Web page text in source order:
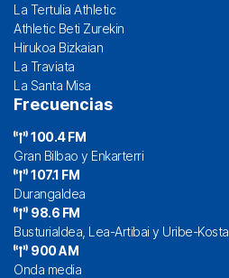
La Tertulia Athletic
Athletic Beti Zurekin
Hirukoa Bizkaian
La Traviata
La Santa Misa
Frecuencias
100.4 FM
Gran Bilbao y Enkarterri
107.1 FM
Durangaldea
98.6 FM
Busturialdea, Lea-Artibai y Uribe-Kosta
900 AM
Onda media